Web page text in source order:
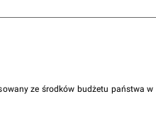
ze środków budżetu państwa